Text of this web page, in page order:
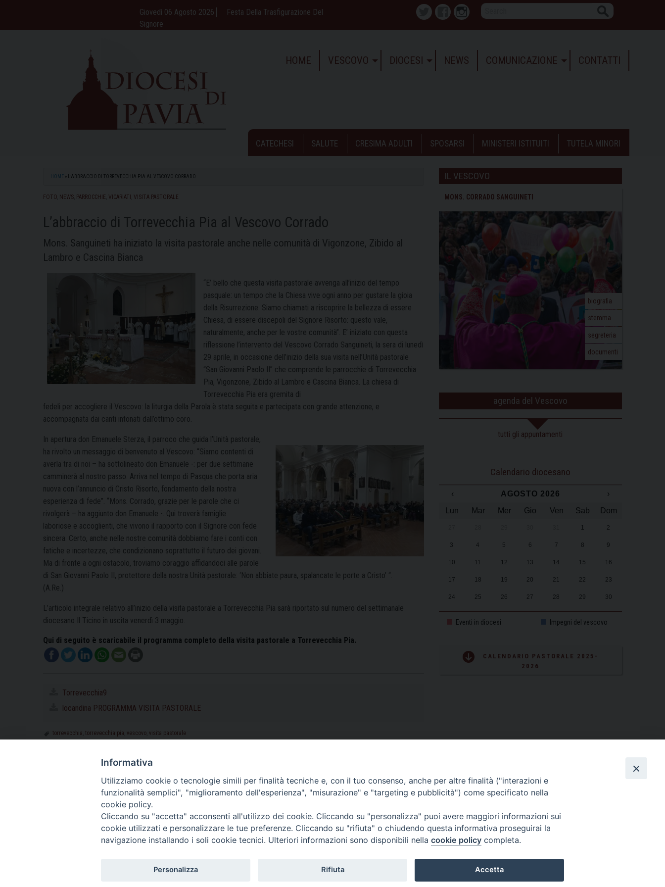
content
Giovedì 06 Agosto 2026
Festa Della Trasfigurazione Del
Signore
Twitter FacebookInstagram
HOME VESCOVO DIOCESI NEWS COMUNICAZIONE CONTATTI
CATECHESI SALUTE CRESIMA ADULTI SPOSARSI MINISTERI ISTITUITI TUTELA MINORI
HOME » L’ABBRACCIO DI TORREVECCHIA PIA AL VESCOVO CORRADO
FOTO NEWS PARROCCHIE VICARIATI VISITA PASTORALE
L’abbraccio di Torrevecchia Pia al Vescovo Corrado
Mons. Sanguineti ha iniziato la visita pastorale anche nelle comunità di Vigonzone, Zibido al
Lambro e Cascina Bianca
“E’ bello che questa visita pastorale avvenga all’inizio del tempo
pasquale: un tempo che la Chiesa vive ogni anno per gustare la gioia
della Risurrezione. Siamo chiamati a riscoprire la bellezza di essere
Chiesa, di essere discepoli del Signore Risorto: questo vale,
naturalmente, anche per le vostre comunità”. E’ iniziato con questa
riflessione l’intervento del Vescovo Corrado Sanguineti, la sera di lunedì
29 aprile, in occasione dell’inizio della sua visita nell’Unità pastorale
“San Giovanni Paolo II” che comprende le parrocchie di Torrevecchia
Pia, Vigonzone, Zibido al Lambro e Cascina Bianca. La chiesa di
Torrevecchia Pia era gremita di
fedeli per accogliere il Vescovo: la liturgia della Parola è stata seguita e partecipata con grande attenzione, e
accompagnata dai canti intonati dall’ottimo coro.
In apertura don Emanuele Sterza, il parroco che guida l’Unità pastorale,
ha rivolto un messaggio di benvenuto al Vescovo: “Siamo contenti di
averla tra di noi – ha sottolineato don Emanuele -: per due settimane
camminerà al nostro passo. Arriva nel tempo di Pasqua che porta aria
nuova con l’annuncio di Cristo Risorto, fondamento della nostra
esperienza di fede”. “Mons. Corrado, grazie per le parole che ci
rivolgerà – ha aggiunto don Emanuele -. Qui troverà famiglie
laboriose e accoglienti, che vivono il rapporto con il Signore con fede
sincera. Certo, anche nelle nostre comunità dobbiamo fare i conti con
fatiche e incertezze, che condizionano soprattutto il futuro dei giovani.
Ma di fronte a ogni ostacolo, troviamo coraggio affidandoci alle parole
di San Giovanni Paolo II, protettore della nostra Unità pastorale: ‘Non abbiate paura, spalancate le porte a Cristo’ “.
(A.Re.)
L’articolo integrale relativo all’inizio della visita pastorale a Torrevecchia Pia sarà riportato sul numero del settimanale
diocesano Il Ticino in uscita venerdì 3 maggio.
Qui di seguito è scaricabile il programma completo della visita pastorale a Torrevecchia Pia.
Torrevecchia9
locandina PROGRAMMA VISITA PASTORALE
torrevecchia torrevecchia pia vescovo visita pastorale
IL VESCOVO
MONS. CORRADO SANGUINETI
biografia
stemma
segreteria
documenti
agenda del Vescovo
tutti gli appuntamenti
Calendario diocesano
‹ AGOSTO 2026
›
Lun
Mar Mer Gio Ven Sab Dom
1 2
3 4 5 6 7 8 9
10 11 12 13 14 15 16
17 18 19 20 21 22 23
24 25 26 27 28 29 30
Eventi in diocesi Impegni del vescovo
CALENDARIO PASTORALE 2025-
2026
Piazza Duomo, 11 - 27100 Pavia - Tel. 0382.386511 - Fax 0382.386525 - servizigenerali@diocesi.pavia.it
Informativa
Utilizziamo cookie o tecnologie simili per finalità tecniche e, con il tuo consenso, anche per altre finalità ("interazioni e
funzionalità semplici", "miglioramento dell'esperienza", "misurazione" e "targeting e pubblicità") come specificato nella
cookie policy.
Cliccando su "accetta" acconsenti all'utilizzo dei cookie. Cliccando su "personalizza" puoi avere maggiori informazioni sui
cookie utilizzati e personalizzare le tue preferenze. Cliccando su "rifiuta" o chiudendo questa informativa proseguirai la
navigazione installando i soli cookie tecnici. Ulteriori informazioni sono disponibili nella cookie policy completa.
Personalizza Rifiuta Accetta